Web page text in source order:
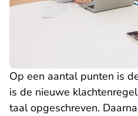
Op een aantal punten is
is de nieuwe
taal opgeschreven.